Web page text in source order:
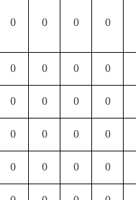
0 0 0 0
0 0 0 0
0 0 0 0
0 0 0 0
0 0 0 0